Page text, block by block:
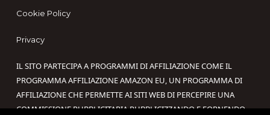
Cookie Policy
Privacy
IL SITO PARTECIPA A PROGRAMMI DI AFFILIAZIONE COME IL
PROGRAMMA AFFILIAZIONE AMAZON EU, UN PROGRAMMA DI
AFFILIAZIONE CHE PERMETTE AI SITI WEB DI PERCEPIRE UNA
COMMISSIONE PUBBLICITARIA PUBBLICIZZANDO E FORNENDO